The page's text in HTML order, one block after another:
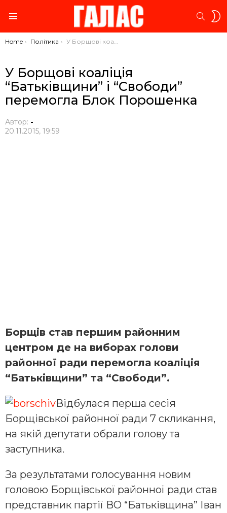
You are here:
Home Політика У Борщові коаліція “Батьківщини” і “Свободи” перемогла Блок Порошенка
У Борщові коаліція
“Батьківщини” і “Свободи”
перемогла Блок Порошенка
Автор: -
20.11.2015, 19:59
Борщів став першим районним
центром де на виборах голови
районної ради перемогла коаліція
“Батьківщини” та “Свободи”.
Відбулася перша сесія
Борщівської районної ради 7 скликання,
на якій депутати обрали голову та
заступника.
За результатами голосування новим
головою Борщівської районної ради став
представник партії ВО “Батьківщина” Іван